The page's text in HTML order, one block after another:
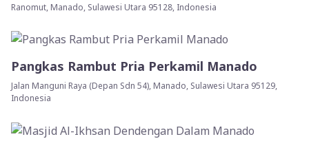
Ranomut, Manado, Sulawesi Utara 95128, Indonesia
Pangkas Rambut Pria Perkamil Manado
Jalan Manguni Raya (Depan Sdn 54), Manado, Sulawesi Utara 95129,
Indonesia